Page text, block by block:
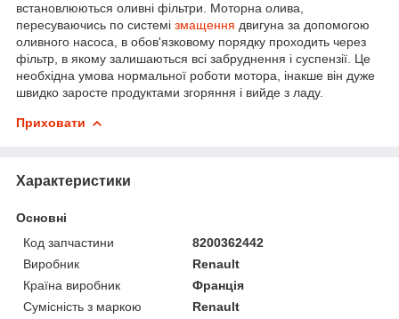
встановлюються оливні фільтри. Моторна олива,
пересуваючись по системі змащення двигуна за допомогою
оливного насоса, в обов'язковому порядку проходить через
фільтр, в якому залишаються всі забруднення і суспензії. Це
необхідна умова нормальної роботи мотора, інакше він дуже
швидко заросте продуктами згоряння і вийде з ладу.
Приховати
Характеристики
Основні
Код запчастини
8200362442
Виробник
Renault
Країна виробник
Франція
Сумісність з маркою
Renault